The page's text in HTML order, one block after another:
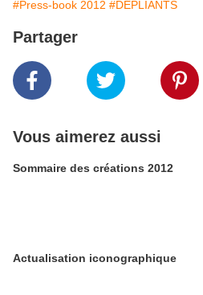
#Press-book 2012 #DÉPLIANTS
Partager
Vous aimerez aussi
Sommaire des créations 2012
Actualisation iconographique